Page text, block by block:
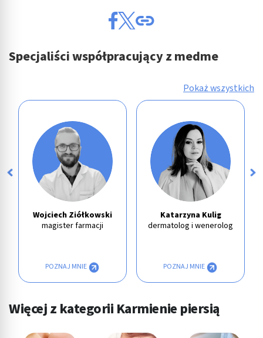
Specjaliści współpracujący z medme
Pokaż wszystkich
Wojciech Ziółkowski
magister farmacji
POZNAJ MNIE
Katarzyna Kulig
dermatolog i wenerolog
POZNAJ MNIE
Więcej z kategorii Karmienie piersią